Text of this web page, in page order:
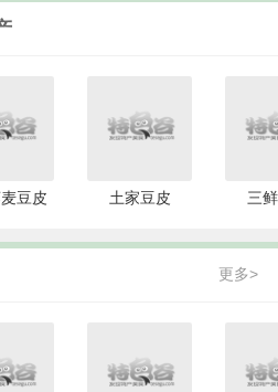
豆皮 土家豆皮 三
更多>